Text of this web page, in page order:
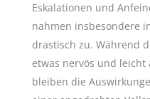
Eskalationen und
nahmen insbesondere
drastisch zu. Während
etwas nervös und
bleiben die